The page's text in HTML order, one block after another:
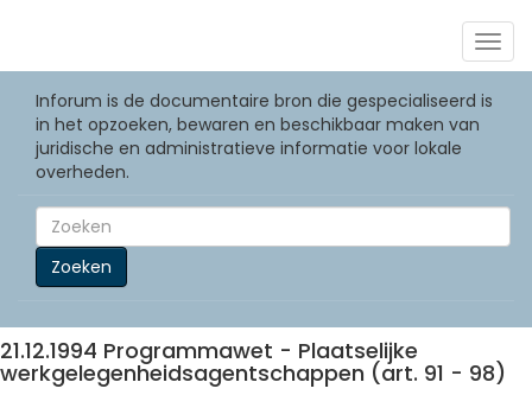
Inforum is de documentaire bron die gespecialiseerd is
in het opzoeken, bewaren en beschikbaar maken van
juridische en administratieve informatie voor lokale
overheden.
Zoeken
21.12.1994 Programmawet - Plaatselijke
werkgelegenheidsagentschappen (art. 91 - 98)